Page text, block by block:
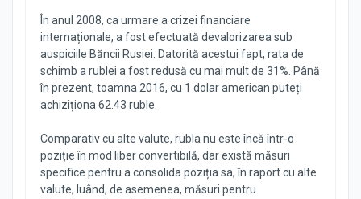
În anul 2008, ca urmare a crizei financiare
internaționale, a fost efectuată devalorizarea sub
auspiciile Băncii Rusiei. Datorită acestui fapt, rata de
schimb a rublei a fost redusă cu mai mult de 31%. Până
în prezent, toamna 2016, cu 1 dolar american puteți
achiziționa 62.43 ruble.
Comparativ cu alte valute, rubla nu este încă într-o
poziție în mod liber convertibilă, dar există măsuri
specifice pentru a consolida poziția sa, în raport cu alte
valute, luând, de asemenea, măsuri pentru